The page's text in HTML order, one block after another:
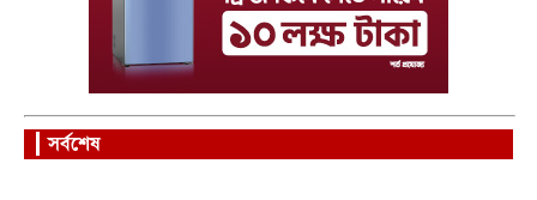
সর্বশেষ